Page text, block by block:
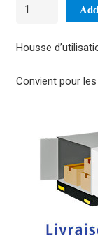
A01S05
Housse
Convient pour